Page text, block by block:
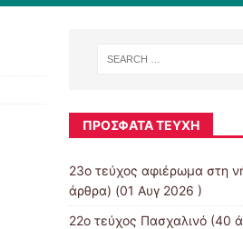
ΠΡΌΣΦΑΤΑ ΤΕΎΧΗ
23ο τεύχος αφιέρωμα στη
άρθρα) (01 Αυγ 2026 )
22ο τεύχος Πασχαλινό(40